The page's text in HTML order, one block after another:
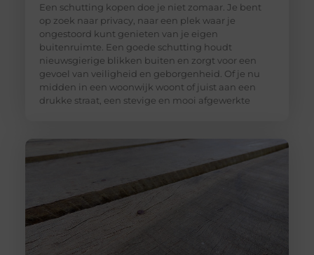
Een schutting kopen doe je niet zomaar. Je bent
op zoek naar privacy, naar een plek waar je
ongestoord kunt genieten van je eigen
buitenruimte. Een goede schutting houdt
nieuwsgierige blikken buiten en zorgt voor een
gevoel van veiligheid en geborgenheid. Of je nu
midden in een woonwijk woont of juist aan een
drukke straat, een stevige en mooi afgewerkte